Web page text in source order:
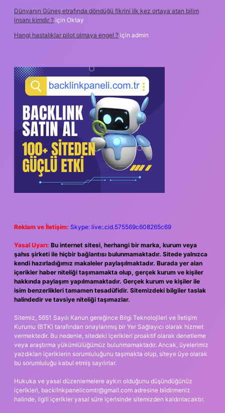
Dünyanın Güneş etrafında döndüğü fikrini ilk kez ortaya atan bilim
insanı kimdir ? için Oktay
Hangi hastalıklar pilot olmaya engel ? için admin
Reklam ve İletişim: Skype: live:.cid.575569c608265c69
Yasal Uyarı: Bu internet sitesi, herhangi bir marka, kurum veya
şahıs şirketi ile hiçbir bağlantısı bulunmamaktadır. Sitede yalnızca
kendi hazırladığımız makaleler paylaşılmaktadır. Burada yer alan
içerikler haber niteliği taşımamakta olup, gerçek kurum ve kişiler
hakkında paylaşım yapılmamaktadır. Gerçek kurum ve kişiler ile
isim benzerlikleri tamamen tesadüfidir. Sitemizdeki bilgiler taslak
halindedir ve tavsiye niteliği taşımazlar.
Sitemiz, 5651 Sayılı Kanun gereğince Bilgi Teknolojileri ve İletişim
Kurumu (BTK) tarafından onaylanmış bir Yer Sağlayıcı olarak hizmet
vermektedir. Bu nedenle, sitedeki içerikleri proaktif olarak denetleme
veya araştırma yükümlülüğümüz bulunmamaktadır. Ancak, üyelerimiz
yazdıkları içeriklerin sorumluluğunu taşımakta olup, siteye üye olarak
bu sorumluluğu kabul etmiş sayılırlar.
Hukuka ve yasal düzenlemelere aykırı olduğunu düşündüğünüz
içerikleri, backlinkpanelicomtr@gmail.com adresine bildirmeniz
halinde, ilgili içerikler yasal süre içerisinde sitemizden kaldırılacaktır.